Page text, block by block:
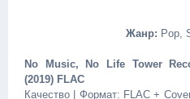
Жанр: Pop,
No Music, No Life Tower
(2019) FLAC
Качество | Формат: FLAC +